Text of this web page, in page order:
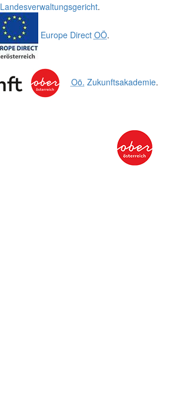
Landesverwaltungsgericht.
Europe Direct OÖ.
Oö. Zukunftsakademie.